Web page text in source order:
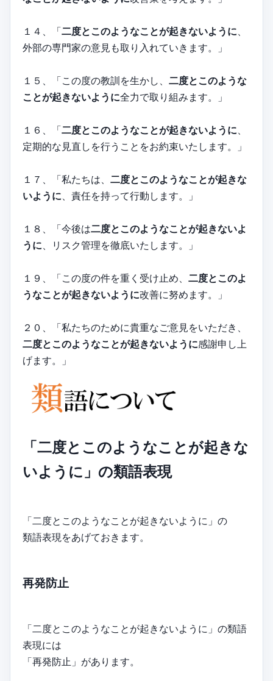
１４、「二度とこのようなことが起きないように、
外部の専門家の意見も取り入れていきます。」
１５、「この度の教訓を生かし、 二度とこのような
ことが起きないように全力で取り組みます。」
１６、「二度とこのようなことが起きないように、
定期的な見直しを行うことをお約束いたします。」
１７、「私たちは、 二度とこのようなことが起きな
いように、責任を持って行動します。」
１８、「今後は二度とこのようなことが起きないよ
うに、リスク管理を徹底いたします。」
１９、「この度の件を重く受け止め、 二度とこのよ
うなことが起きないように改善に努めます。」
２０、「私たちのために貴重なご意見をいただき、
二度とこのようなことが起きないように感謝申し上
げます。」
「二度とこのようなことが起きな
いように」の類語表現
「二度とこのようなことが起きないように」の
類語表現をあげておきます。
再発防止
「二度とこのようなことが起きないように」の類語
表現には
「再発防止」があります。